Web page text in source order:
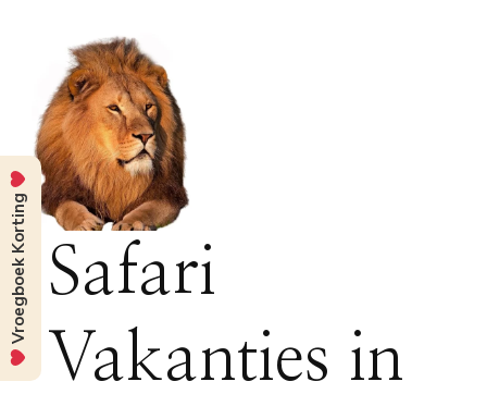
Safari
Vakanties in
Vroegboek Korting